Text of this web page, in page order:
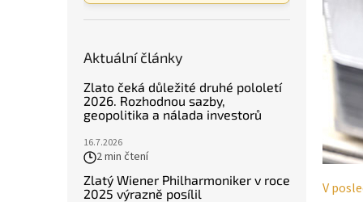
Aktuální články
Zlato čeká důležité druhé pololetí
2026. Rozhodnou sazby,
geopolitika a nálada investorů
16.7.2026
2 min čtení
Zlatý Wiener Philharmoniker v roce
2025 výrazně posílil
V